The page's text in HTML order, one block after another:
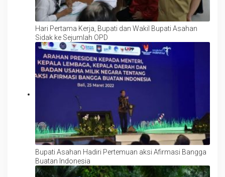
Hari Pertama Kerja, Bupati dan Wakil Bupati Asahan
Sidak ke Sejumlah OPD
Bupati Asahan Hadiri Pertemuan aksi Afirmasi Bangga
Buatan Indonesia